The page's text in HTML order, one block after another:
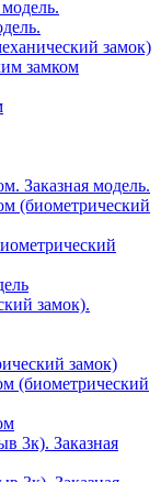
замок)
замком
Заказная модель.
(биометрический
замок).
замок)
(биометрический
3к). Заказная